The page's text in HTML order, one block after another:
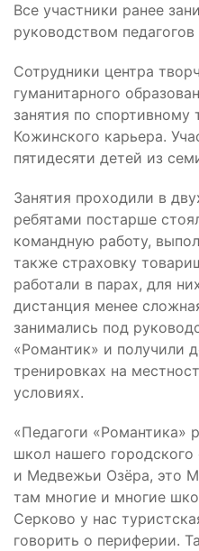
Все участники ранее
руководством
Сотрудники центра
гуманитарного
занятия по спортивному
Кожинского карьера.
пятидесяти детей из
Занятия проходили в
ребятами постарше
командную работу,
также страховку
работали в парах, для
дистанция менее
занимались под
«Романтик» и получили
тренировках на
условиях.
«Педагоги «Романтика»
школ нашего
и Медвежьи Озёра, это
там многие и многие
Серково у нас
говорить о периферии.